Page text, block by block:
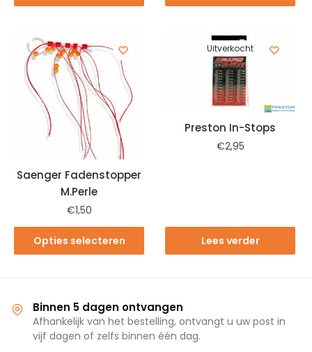
Saenger Fadenstopper
M.Perle
€1,50
Opties selecteren
Uitverkocht
Preston In-Stops
€2,95
Lees verder
Binnen 5 dagen ontvangen
Afhankelijk van het bestelling, ontvangt u uw post in
vijf dagen of zelfs binnen één dag.